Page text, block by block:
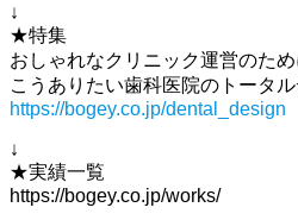
↓
★特集
おしゃれなクリニック運営のため
こうありたい歯科医院のトータル
https://bogey.co.jp/dental_design
↓
★実績一覧
https://bogey.co.jp/works/